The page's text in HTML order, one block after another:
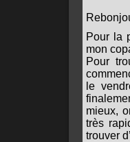
Pour la
mon
Pour
le
mieux,
très
trouver